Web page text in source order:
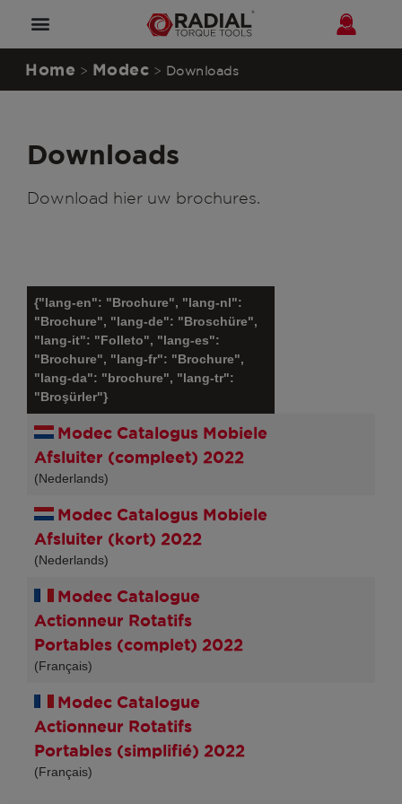
Home > Modec > Downloads
Downloads
Download hier uw brochures.
{"lang-en": "Brochure", "lang-nl":
"Brochure", "lang-de": "Broschüre",
"lang-it": "Folleto", "lang-es":
"Brochure", "lang-fr": "Brochure",
"lang-da": "brochure", "lang-tr":
"Broşürler"}
Modec Catalogus Mobiele
Afsluiter (compleet) 2022
(Nederlands)
Modec Catalogus Mobiele
Afsluiter (kort) 2022
(Nederlands)
Modec Catalogue
Actionneur Rotatifs
Portables (complet) 2022
(Français)
Modec Catalogue
Actionneur Rotatifs
Portables (simplifié) 2022
(Français)